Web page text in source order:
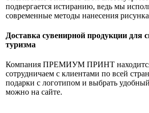
подвергается истиранию, ведь мы
современные методы нанесения
Доставка сувенирной продукции для
туризма
Компания ПРЕМИУМ ПРИНТ
сотрудничаем с клиентами по всей
подарки с логотипом и выбрать
можно на сайте.